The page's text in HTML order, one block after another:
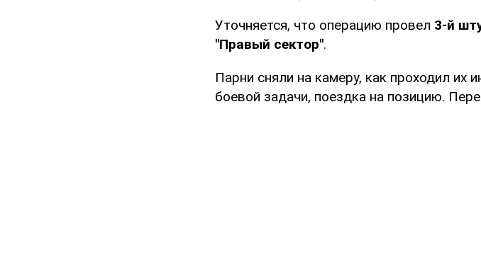
Уточняется, что операцию провел 3-й
"Правый сектор".
Парни сняли на камеру, как проходил их
боевой задачи, поездка на позицию.